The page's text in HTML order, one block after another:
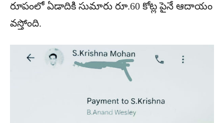
రూపంలో ఏడాదికి సుమారు రూ.60 కోట్ల పైనే ఆదాయం
వస్తోంది.